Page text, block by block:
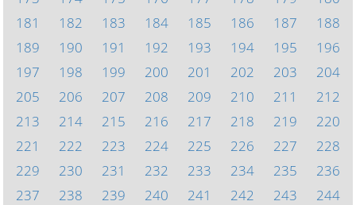
181
182 183 184 185 186 187
188
189
190 191 192 193 194 195
196
197
198 199 200 201 202 203
204
205
206 207 208 209 210 211
212
213
214 215 216 217 218 219
220
221
222 223 224 225 226 227
228
229
230 231 232 233 234 235
236
237
238 239 240 241 242 243
244